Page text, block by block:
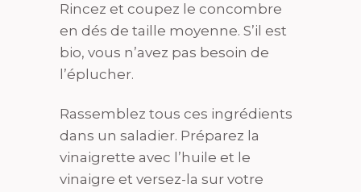
Rincez et coupez le concombre
en dés de taille moyenne. S’il est
bio, vous n’avez pas besoin de
l’éplucher.
Rassemblez tous ces ingrédients
dans un saladier. Préparez la
vinaigrette avec l’huile et le
vinaigre et versez-la sur votre